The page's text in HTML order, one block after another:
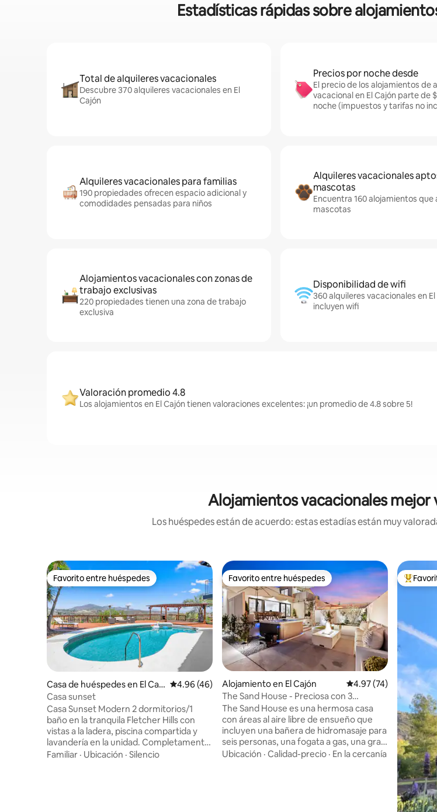
Estadísticas rápidas sobre
Total de alquileres vacacionales
Descubre 370 alquileres vacacionales en El
Cajón
Precios por noche desde
El precio de los alojamientos de
vacacional en El Cajón parte de
noche (impuestos y tarifas no
Alquileres vacacionales para familias
190 propiedades ofrecen espacio adicional y
comodidades pensadas para niños
Alquileres vacacionales
mascotas
Encuentra 160 alojamientos
mascotas
Alojamientos vacacionales con zonas de
trabajo exclusivas
220 propiedades tienen una zona de trabajo
exclusiva
Disponibilidad de wifi
360 alquileres vacacionales en
incluyen wifi
Valoración promedio 4.8
Los alojamientos en El Cajón tienen valoraciones excelentes: ¡un promedio de 4.8 sobre 5!
Alojamientos vacacionales mejor
Los huéspedes están de acuerdo: estas estadías están muy
Favorito entre huéspedes
Favorito entre huéspedes
Casa de huéspedes en El Caj
ón
Calificación promedio: 4.96 de 5, 46 reseñas
4.96 (46)
Casa sunset
Casa Sunset Modern 2 dormitorios/1
baño en la tranquila Fletcher Hills con
vistas a la ladera, piscina compartida y
lavandería en la unidad. Completamente
remodelado con una decoración
Familiar · Ubicación · Silencio
Favorito entre huéspedes
Favorito entre huéspedes
Alojamiento en El Cajón Calificación
4.97 (74)
The Sand House - Preciosa con 3
dormitorios, 2 baños, jacuzzi, fogata y
césped
The Sand House es una hermosa casa
con áreas al aire libre de ensueño que
incluyen una bañera de hidromasaje para
seis personas, una fogata a gas, una gran
parrilla a gas, un comedor, una terraza
Ubicación · Calidad-precio · En la cercanía